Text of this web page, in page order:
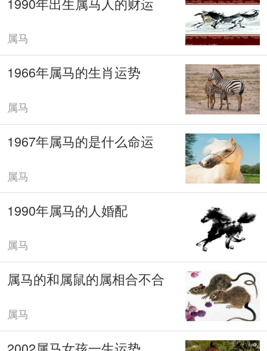
属马
1966年属马的生肖运势
属马
1967年属马的是什么命运
属马
1990年属马的人婚配
属马
属马的和属鼠的属相合不合
属马